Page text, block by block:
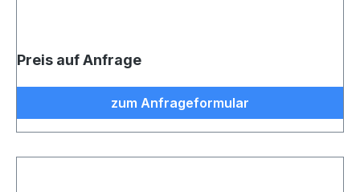
Preis auf Anfrage
zum Anfrageformular